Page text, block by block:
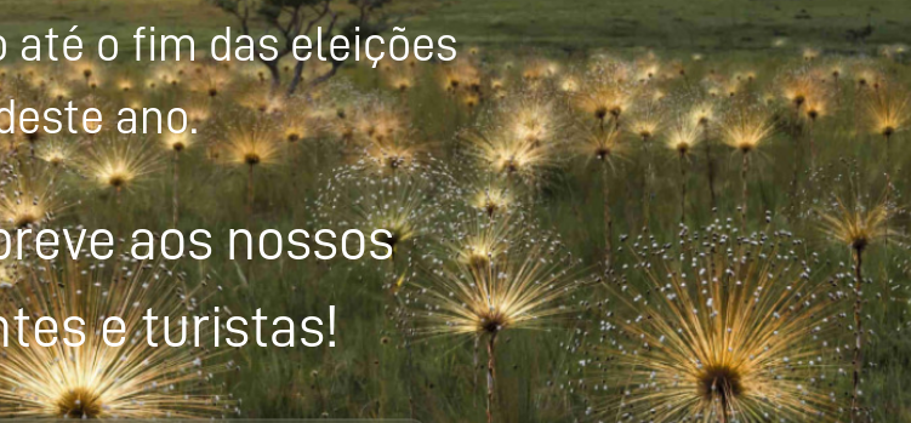
até o fim das eleições
ano.
aos nossos
e turistas!